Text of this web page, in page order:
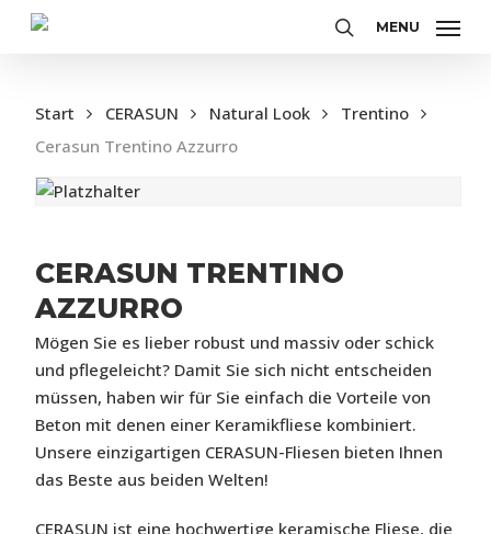
Skip
MENU
Start CERASUN Natural Look
Trentino
Cerasun Trentino Azzurro
CERASUN TRENTINO
AZZURRO
Mögen Sie es lieber robust und massiv oder schick
und pflegeleicht? Damit Sie sich nicht entscheiden
müssen, haben wir für Sie einfach die Vorteile von
Beton mit denen einer Keramikfliese kombiniert.
Unsere einzigartigen CERASUN-Fliesen bieten Ihnen
das Beste aus beiden Welten!
CERASUN ist eine hochwertige keramische Fliese, die